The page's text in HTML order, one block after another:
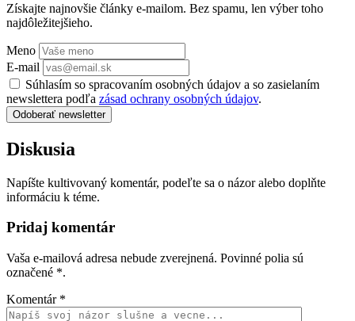
Získajte najnovšie články e-mailom. Bez spamu, len výber toho
najdôležitejšieho.
Meno
E-mail
Súhlasím so spracovaním osobných údajov a so zasielaním
newslettera podľa zásad ochrany osobných údajov.
Odoberať newsletter
Diskusia
Napíšte kultivovaný komentár, podeľte sa o názor alebo doplňte
informáciu k téme.
Pridaj komentár
Vaša e-mailová adresa nebude zverejnená. Povinné polia sú
označené *.
Komentár *